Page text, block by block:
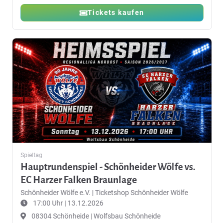
Tickets kaufen
Spieltag
Hauptrundenspiel - Schönheider Wölfe vs.
EC Harzer Falken Braunlage
Schönheider Wölfe e.V. |Ticketshop Schönheider Wölfe
17:00 Uhr | 13.12.2026
08304 Schönheide | Wolfsbau Schönheide